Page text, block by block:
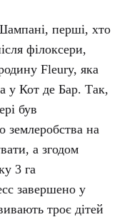
перші, хто
філоксери,
Fleury, яка
у Кот де Бар. Так,
був
землеробства на
а згодом
3 га
завершено у
троє дітей